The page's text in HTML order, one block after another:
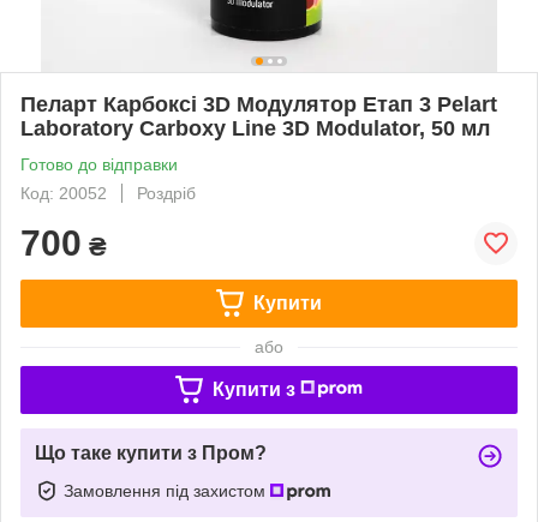
Пеларт Карбоксі 3D Модулятор Етап 3 Pelart
Laboratory Carboxy Line 3D Modulator, 50 мл
Готово до відправки
Код: 20052
Роздріб
700 ₴
Купити
або
Купити з
Що таке купити з Пром?
Замовлення під захистом